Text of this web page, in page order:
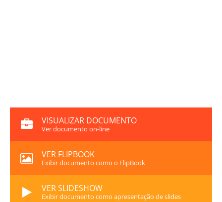
VISUALIZAR DOCUMENTO
Ver documento on-line
VER FLIPBOOK
Exibir documento como o FlipBook
VER SLIDESHOW
Exibir documento como apresentação de slides